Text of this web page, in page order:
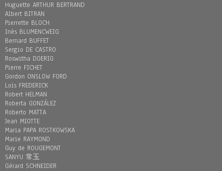
Huguette ARTHUR BERTRAND
Albert BITRAN
Pierrette BLOCH
Inès BLUMENCWEIG
Bernard BUFFET
Sergio DE CASTRO
Roswitha DOERIG
Pierre FICHET
Gordon ONSLOW FORD
Loïs FREDERICK
Robert HELMAN
Roberta GONZÁLEZ
Roberto MATTA
Jean MIOTTE
Maria PAPA ROSTKOWSKA
Marie RAYMOND
Guy de ROUGEMONT
SANYU 常玉
Gérard SCHNEIDER